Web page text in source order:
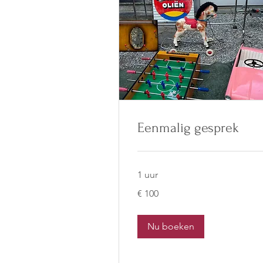
Eenmalig gesprek
1 uur
euro
€ 100
Nu boeken